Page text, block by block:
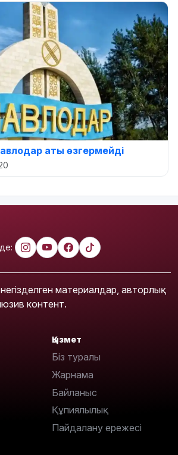
аты өзгермейді
материалдар, авторлық
контент.
Қызмет
Біз туралы
Жарнама
Байланыс
Құпиялылық
Пайдалану ережесі